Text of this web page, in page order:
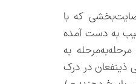
که با
به دست آمده
به
در درک